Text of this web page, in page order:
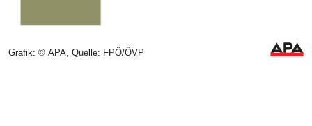
Grafik: © APA, Quelle: FPÖ/ÖVP